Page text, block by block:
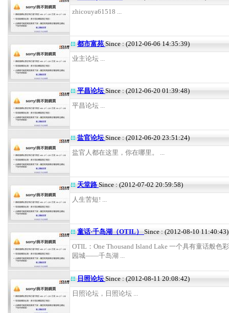
zhicouya61518 ...
都市富苑 Since : (2012-06-06 14:35:39)
业主论坛 ...
平昌论坛Since : (2012-06-20 01:39:48)
平昌论坛 ...
盐官论坛Since : (2012-06-20 23:51:24)
盐官人都在这里，你在哪里。 ...
天堂路Since : (2012-07-02 20:59:58)
人生苦短! ...
童话·千岛湖（OTIL） Since : (2012-08-10 11:40:43)
OTIL：One Thousand Island Lake 一个具有童话般色
园城——千岛湖 ...
日照论坛Since : (2012-08-11 20:08:42)
日照论坛，日照论坛 ...